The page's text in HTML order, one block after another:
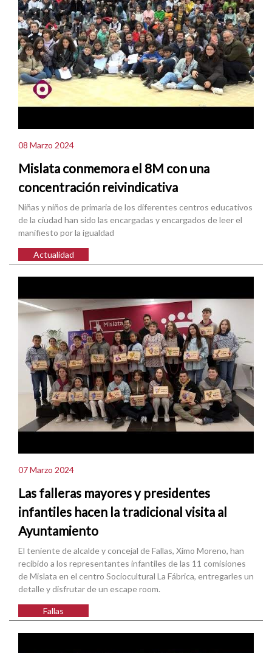
08 Marzo 2024
Mislata conmemora el 8M con una
concentración reivindicativa
Niñas y niños de primaria de los diferentes centros educativos
de la ciudad han sido las encargadas y encargados de leer el
manifiesto por la igualdad
Actualidad
07 Marzo 2024
Las falleras mayores y presidentes
infantiles hacen la tradicional visita al
Ayuntamiento
El teniente de alcalde y concejal de Fallas, Ximo Moreno, han
recibido a los representantes infantiles de las 11 comisiones
de Mislata en el centro Sociocultural La Fábrica, entregarles un
detalle y disfrutar de un escape room.
Fallas